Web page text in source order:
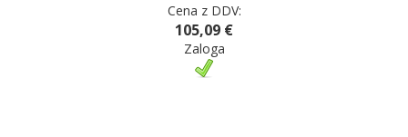
Cena z DDV:
105,09 €
Zaloga